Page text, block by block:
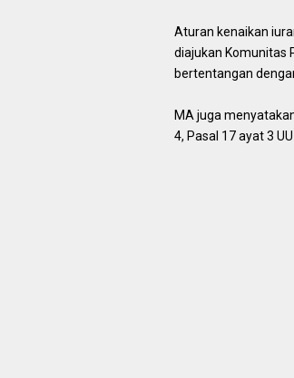
Aturan kenaikan
diajukan Komunitas
bertentangan
MA juga
4, Pasal 17 ayat 3